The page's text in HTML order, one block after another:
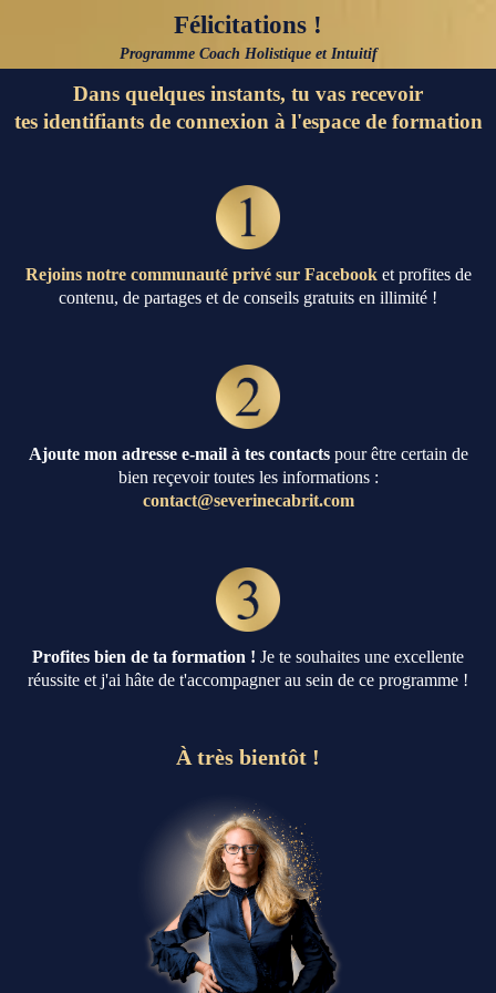
Félicitations !
Programme Coach Holistique et Intuitif
Dans quelques instants, tu vas recevoir
tes identifiants de connexion à l'espace de formation
Rejoins notre communauté privé sur Facebooket profites de
contenu, de partages et de conseils gratuits en illimité !
Ajoute mon adresse e-mail à tes contactspour être certain de
bien reçevoir toutes les informations :
contact@severinecabrit.com
Profites bien de ta formation ! Je te souhaites une excellente
réussite et j'ai hâte de t'accompagner au sein de ce programme !
À très bientôt !